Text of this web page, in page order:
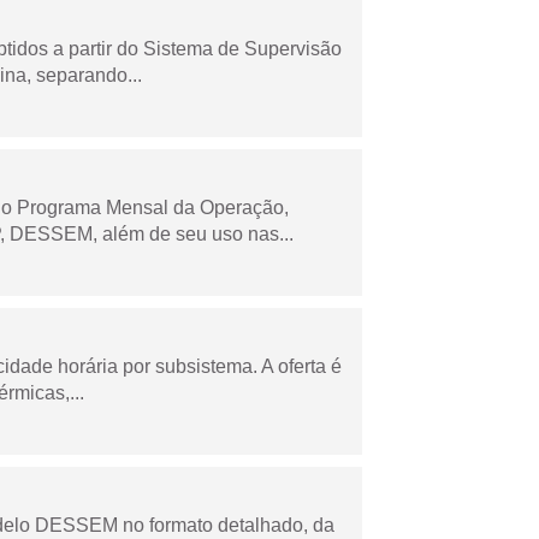
a partir do Sistema de Supervisão
separando...
Programa Mensal da Operação,
além de seu uso nas...
horária por subsistema. A oferta é
DESSEM no formato detalhado, da